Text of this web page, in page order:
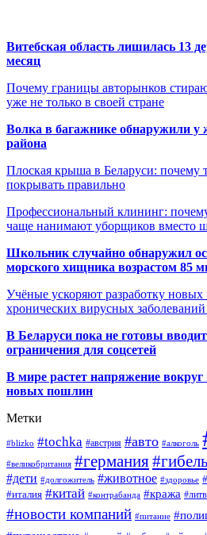
Витебская область лишилась 13
месяц
Почему границы авторынков
уже не только в своей стране
Волка в багажнике обнаружили у
района
Плоская крыша в Беларуси: почему
покрывать правильно
Профессиональный клининг:
чаще нанимают уборщиков вместо
Школьник случайно обнаружил
морского хищника возрастом 85
Учёные ускоряют разработку новых
хронических вирусных
В Беларуси пока не готовы
ограничения для соцсетей
В мире растет напряжение вокруг
новых пошлин
Метки
#blizko #tochka #австрия #авто #алкоголь
#великобритания #германия#гибель
#дети #долгожитель #животное #здоровье
#италия #китай #контрабанда #кража
#новости компаний #питание